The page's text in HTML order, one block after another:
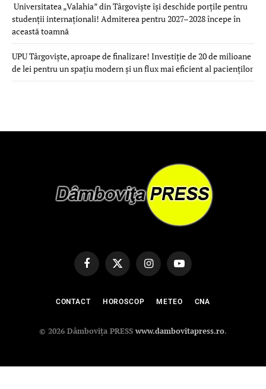
Universitatea „Valahia” din Târgoviște își deschide porțile pentru
studenții internaționali! Admiterea pentru 2027–2028 începe în
această toamnă
UPU Târgoviște, aproape de finalizare! Investiție de 20 de milioane
de lei pentru un spațiu modern și un flux mai eficient al pacienților
FacebookX
(Twitter)
InstagramYouTube
CONTACT HOROSCOP METEO CNA
© 2026 Dâmbovița PRESSwww.dambovitapress.ro.